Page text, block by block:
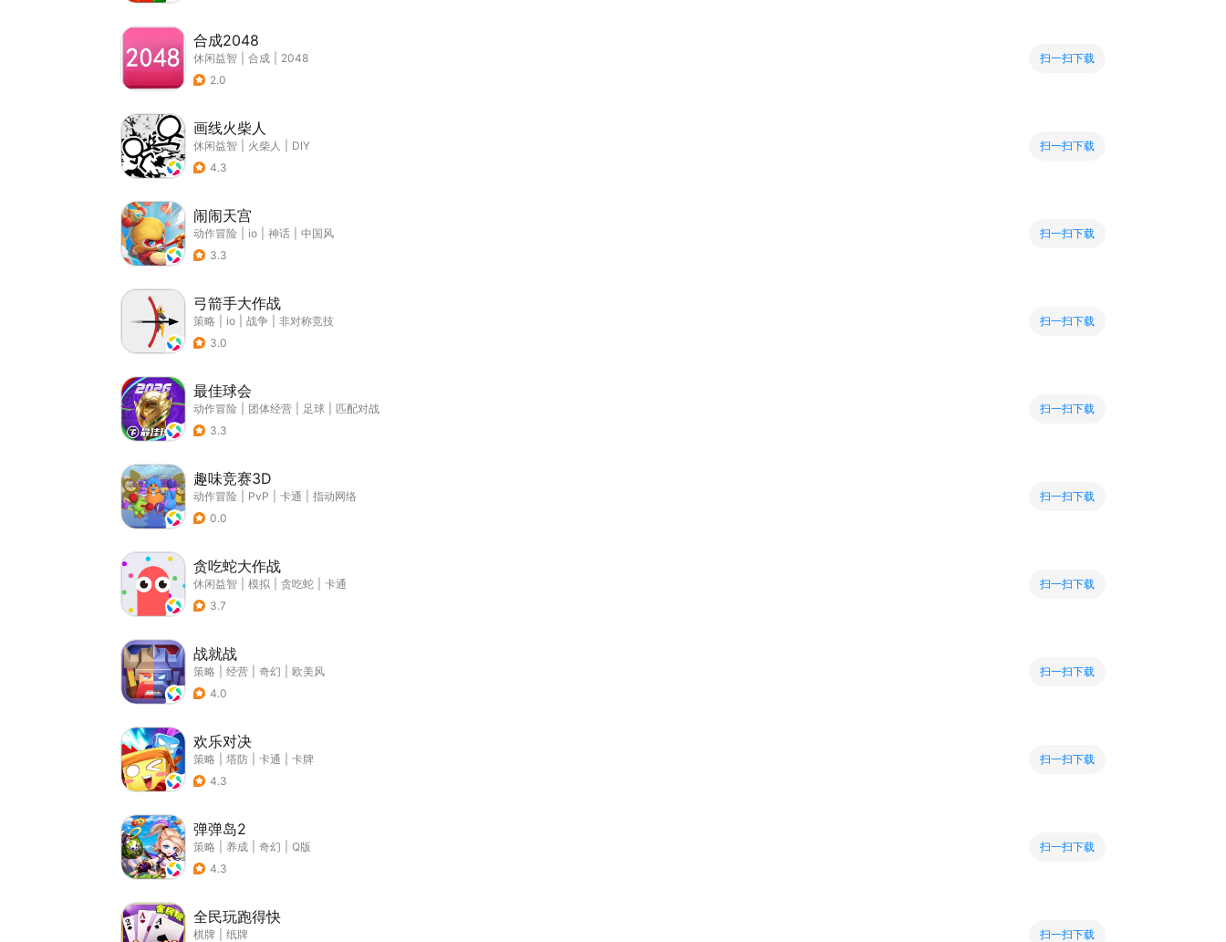
合成2048
休闲益智 合成
2048
2.0
扫一扫下载
画线火柴人
休闲益智 火柴人
DIY
4.3
扫一扫下载
闹闹天宫
动作冒险 io 神话
中国风
3.3
扫一扫下载
弓箭手大作战
策略 io 战争
非对称竞技
3.0
扫一扫下载
最佳球会
动作冒险 团体经营 足球
匹配对战
3.3
扫一扫下载
趣味竞赛3D
动作冒险 PvP 卡通
指动网络
0.0
扫一扫下载
贪吃蛇大作战
休闲益智 模拟 贪吃蛇
卡通
3.7
扫一扫下载
战就战
策略 经营 奇幻
欧美风
4.0
扫一扫下载
欢乐对决
策略 塔防 卡通
卡牌
4.3
扫一扫下载
弹弹岛2
策略 养成 奇幻
Q版
4.3
扫一扫下载
全民玩跑得快
棋牌
纸牌
扫一扫下载